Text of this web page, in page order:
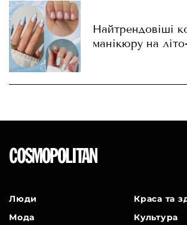
Найтрендовіші
манікюру на
Люди
Мода
Краса та
Культура